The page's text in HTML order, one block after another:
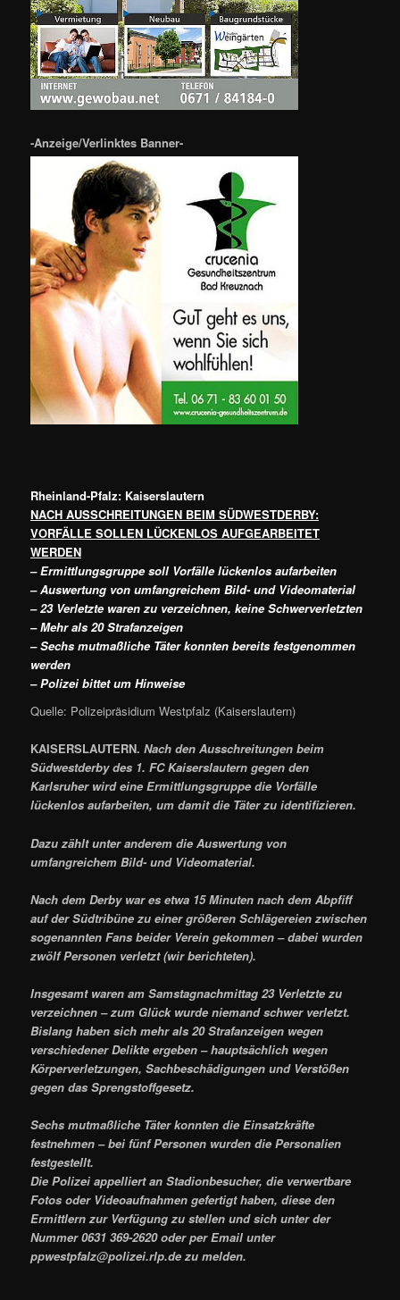
-Anzeige/Verlinktes Banner-
Rheinland-Pfalz: Kaiserslautern
NACH AUSSCHREITUNGEN BEIM SÜDWESTDERBY:
VORFÄLLE SOLLEN LÜCKENLOS AUFGEARBEITET
WERDEN
– Ermittlungsgruppe soll Vorfälle lückenlos aufarbeiten
– Auswertung von umfangreichem Bild- und Videomaterial
– 23 Verletzte waren zu verzeichnen, keine Schwerverletzten
– Mehr als 20 Strafanzeigen
– Sechs mutmaßliche Täter konnten bereits festgenommen
werden
– Polizei bittet um Hinweise
Quelle: Polizeipräsidium Westpfalz (Kaiserslautern)
KAISERSLAUTERN. Nach den Ausschreitungen beim
Südwestderby des 1. FC Kaiserslautern gegen den
Karlsruher wird eine Ermittlungsgruppe die Vorfälle
lückenlos aufarbeiten, um damit die Täter zu identifizieren.
Dazu zählt unter anderem die Auswertung von
umfangreichem Bild- und Videomaterial.
Nach dem Derby war es etwa 15 Minuten nach dem Abpfiff
auf der Südtribüne zu einer größeren Schlägereien zwischen
sogenannten Fans beider Verein gekommen – dabei wurden
zwölf Personen verletzt (wir berichteten).
Insgesamt waren am Samstagnachmittag 23 Verletzte zu
verzeichnen – zum Glück wurde niemand schwer verletzt.
Bislang haben sich mehr als 20 Strafanzeigen wegen
verschiedener Delikte ergeben – hauptsächlich wegen
Körperverletzungen, Sachbeschädigungen und Verstößen
gegen das Sprengstoffgesetz.
Sechs mutmaßliche Täter konnten die Einsatzkräfte
festnehmen – bei fünf Personen wurden die Personalien
festgestellt.
Die Polizei appelliert an Stadionbesucher, die verwertbare
Fotos oder Videoaufnahmen gefertigt haben, diese den
Ermittlern zur Verfügung zu stellen und sich unter der
Nummer 0631 369-2620 oder per Email unter
ppwestpfalz@polizei.rlp.de zu melden.